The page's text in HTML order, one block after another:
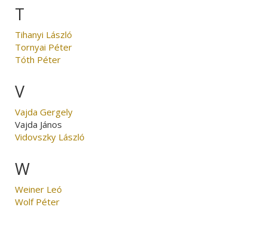
T
Tihanyi László
Tornyai Péter
Tóth Péter
V
Vajda Gergely
Vajda János
Vidovszky László
W
Weiner Leó
Wolf Péter